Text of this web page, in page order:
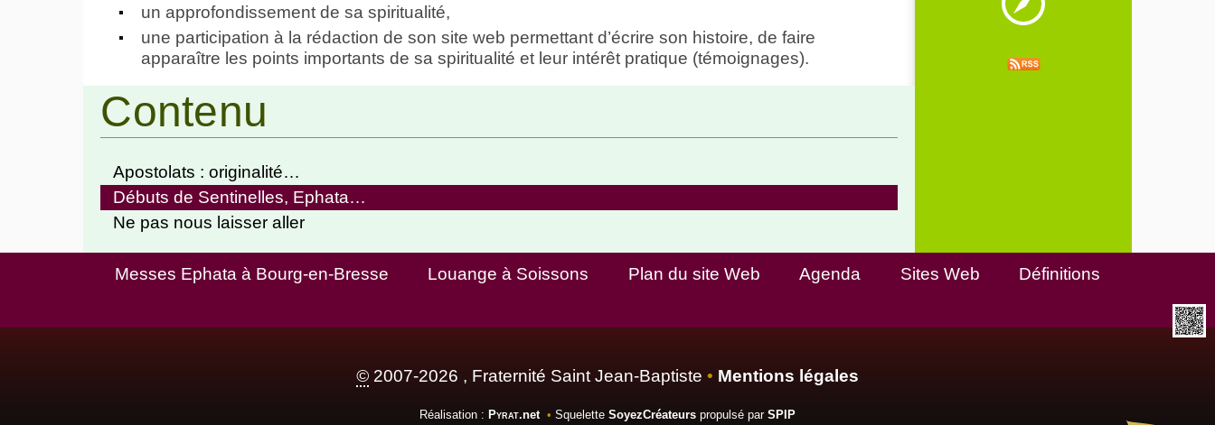
un approfondissement de sa spiritualité,
une participation à la rédaction de son site web permettant d’écrire son histoire, de faire
apparaître les points importants de sa spiritualité et leur intérêt pratique (témoignages).
Contenu
Apostolats : originalité…
Débuts de Sentinelles, Ephata…
Ne pas nous laisser aller
Messes Ephata à Bourg-en-Bresse Louange à Soissons Plan du site Web Agenda Sites Web Définitions
© 2007-2026 , Fraternité Saint Jean-Baptiste • Mentions légales
Réalisation : Pyrat.net • Squelette SoyezCréateurs propulsé par SPIP